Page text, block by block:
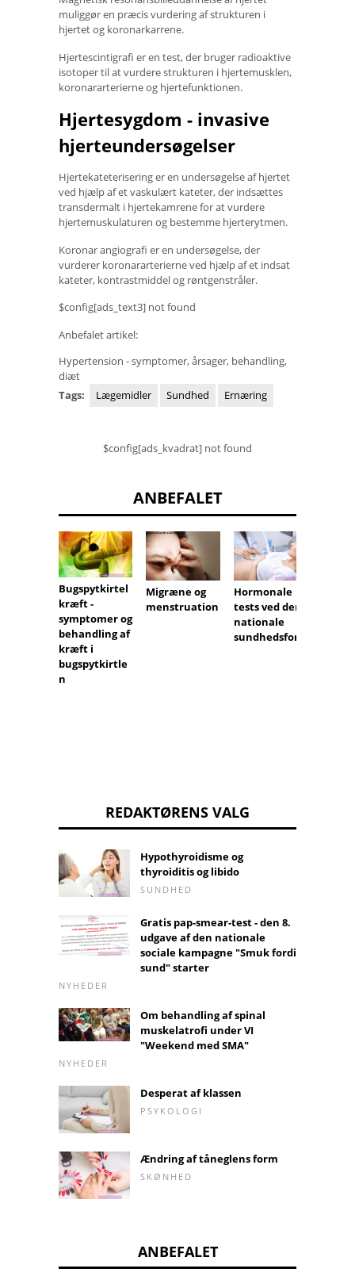
muliggør en præcis vurdering af strukturen i
hjertet og koronarkarrene.
Hjertescintigrafi er en test, der bruger radioaktive
isotoper til at vurdere strukturen i hjertemusklen,
koronararterierne og hjertefunktionen.
Hjertesygdom - invasive
hjerteundersøgelser
Hjertekateterisering er en undersøgelse af hjertet
ved hjælp af et vaskulært kateter, der indsættes
transdermalt i hjertekamrene for at vurdere
hjertemuskulaturen og bestemme hjerterytmen.
Koronar angiografi er en undersøgelse, der
vurderer koronararterierne ved hjælp af et indsat
kateter, kontrastmiddel og røntgenstråler.
$config[ads_text3] not found
Anbefalet artikel:
Hypertension - symptomer, årsager, behandling,
diæt
Tags:
Lægemidler Sundhed Ernæring
$config[ads_kvadrat] not found
ANBEFALET
Bugspytkirtel
kræft -
symptomer og
behandling af
kræft i
bugspytkirtle
n
Migræne og
menstruation
Hormonale
tests ved den
nationale
sundhedsfond
REDAKTØRENS VALG
Hypothyroidisme og
thyroiditis og libido
SUNDHED
Gratis pap-smear-test - den 8.
udgave af den nationale
sociale kampagne "Smuk fordi
sund" starter
NYHEDER
Om behandling af spinal
muskelatrofi under VI
"Weekend med SMA"
NYHEDER
Desperat af klassen
PSYKOLOGI
Ændring af tåneglens form
SKØNHED
ANBEFALET